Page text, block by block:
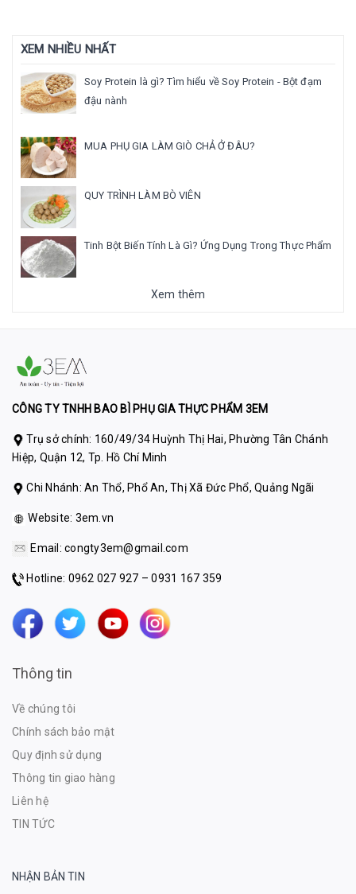
XEM NHIỀU NHẤT
Soy Protein là gì? Tìm hiểu về Soy Protein - Bột đạm
đậu nành
MUA PHỤ GIA LÀM GIÒ CHẢ Ở ĐÂU?
QUY TRÌNH LÀM BÒ VIÊN
Tinh Bột Biến Tính Là Gì? Ứng Dụng Trong Thực Phẩm
Xem thêm
CÔNG TY TNHH BAO BÌ PHỤ GIA THỰC PHẨM 3EM
Trụ sở chính: 160/49/34 Huỳnh Thị Hai, Phường Tân Chánh
Hiệp, Quận 12, Tp. Hồ Chí Minh
Chi Nhánh: An Thổ, Phổ An, Thị Xã Đức Phổ, Quảng Ngãi
Website: 3em.vn
Email: congty3em@gmail.com
Hotline: 0962 027 927 – 0931 167 359
Thông tin
Về chúng tôi
Chính sách bảo mật
Quy định sử dụng
Thông tin giao hàng
Liên hệ
TIN TỨC
NHẬN BẢN TIN